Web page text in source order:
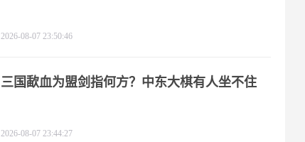
2026-08-07 23:50:46
三国歃血为盟剑指何方？中东大棋有人坐不住
2026-08-07 23:44:27